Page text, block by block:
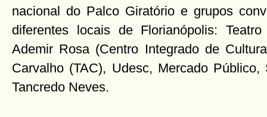
nacional do Palco Giratório e grupos
diferentes locais de Florianópolis:
Ademir Rosa (Centro Integrado de
Carvalho (TAC), Udesc, Mercado
Tancredo Neves.